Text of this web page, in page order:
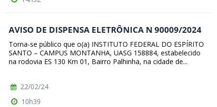
AVISO DE DISPENSA ELETRÔNICA N 90009/2024
Torna-se público que o(a) INSTITUTO FEDERAL DO ESPÍRITO
SANTO – CAMPUS MONTANHA, UASG 158884, estabelecido
na rodovia ES 130 Km 01, Bairro Palhinha, na cidade de...
22/02/24
10h39